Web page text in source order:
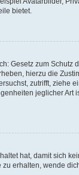
bietet.
Gesetz zum
hierzu die
zutrifft,
jeglicher
hat, damit sich
erhalten, wende